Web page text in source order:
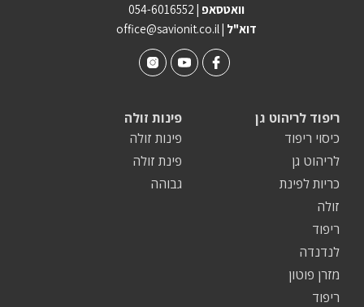
וואטסאפ | 054-6016552
office@savionit.co.il | דוא"ל
פינות זולה
פינות זולה
פינת זולה
גבוהה
ריפוד לריהוט גן
כיסוי ריפוד
לריהוט גן
כריות לפינת
זולה
ריפוד
לנדנדה
מזרן פוטון
ריפוד